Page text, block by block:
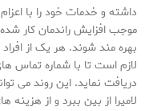
داشته و خدمات خود را با
موجب افزایش راندمان کار
بهره مند شوند. هر یک از افراد
لازم است تا با شماره تماس
دریافت نماید. این روند می
لامیرا از بین ببرد و از هزینه